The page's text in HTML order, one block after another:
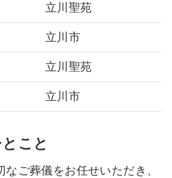
立川聖苑
立川市
立川聖苑
立川市
こと
なご葬儀をお任せいただき、